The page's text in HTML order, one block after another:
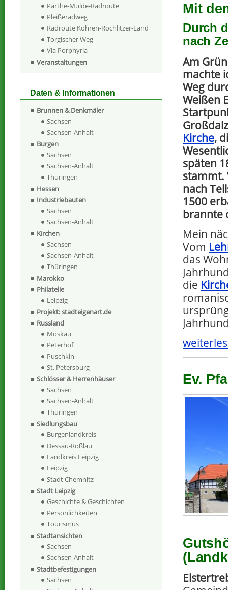
Mit
Durch
nach
Am
machte
Weg
Weißen
Kirche,
späten
stammt.
nach
1500
brannte
Mein
Vom
das
die
Ev.
Parthe-Mulde-Radroute
Pleißeradweg
Radroute Kohren-Rochlitzer-Land
Torgischer Weg
Via Porphyria
Veranstaltungen
Daten & Informationen
Brunnen & Denkmäler
Sachsen
Sachsen-Anhalt
Burgen
Sachsen
Sachsen-Anhalt
Thüringen
Hessen
Industriebauten
Sachsen
Sachsen-Anhalt
Kirchen
Sachsen
Sachsen-Anhalt
Thüringen
Marokko
Philatelie
Leipzig
Projekt: stadteigenart.de
Russland
Moskau
Peterhof
Puschkin
St. Petersburg
Schlösser & Herrenhäuser
Sachsen
Sachsen-Anhalt
Thüringen
Siedlungsbau
Burgenlandkreis
Dessau-Roßlau
Landkreis Leipzig
Leipzig
Stadt Chemnitz
Stadt Leipzig
Geschichte & Geschichten
Persönlichkeiten
Tourismus
Stadtansichten
Sachsen
Sachsen-Anhalt
Stadtbefestigungen
Sachsen